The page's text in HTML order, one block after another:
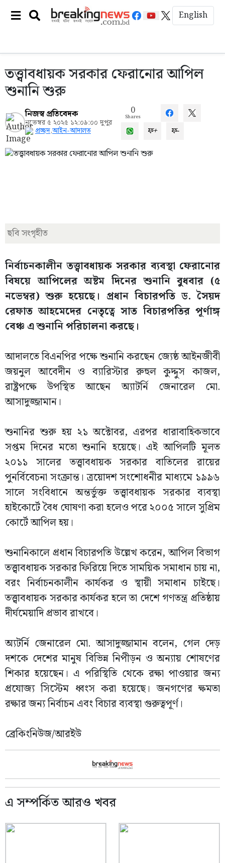
English
তত্ত্বাবধায়ক সরকার ফেরানোর আপিল
শুনানি শুরু
নিজস্ব প্রতিবেদক
নভেম্বর ৫ ২০২৫ ১২:০৯:০০ দুপুর
প্রচ্ছদ,আইন-আদালত
0
Shares
ফ+ ফ-
ছবি সংগৃহীত
নির্বাচনকালীন তত্ত্বাবধায়ক সরকার ব্যবস্থা ফেরানোর
বিষয়ে আপিলের অষ্টম দিনের শুনানি বুধবার (৫
নভেম্বর) শুরু হয়েছে। প্রধান বিচারপতি ড. সৈয়দ
রেফাত আহমেদের নেতৃত্বে সাত বিচারপতির পূর্ণাঙ্গ
বেঞ্চ এ শুনানি পরিচালনা করছে।
আদালতে বিএনপির পক্ষে শুনানি করছেন জ্যেষ্ঠ আইনজীবী
জয়নুল আবেদীন ও ব্যারিস্টার রুহুল কুদ্দুস কাজল,
রাষ্ট্রপক্ষে উপস্থিত আছেন অ্যাটর্নি জেনারেল মো.
আসাদুজ্জামান।
শুনানির শুরু হয় ২১ অক্টোবর, এরপর ধারাবাহিকভাবে
সপ্তম দিনের মতো শুনানি হয়েছে। এই আপিলটি মূলত
২০১১ সালের তত্ত্বাবধায়ক সরকার বাতিলের রায়ের
পুনর্বিবেচনা সংক্রান্ত। ত্রয়োদশ সংশোধনীর মাধ্যমে ১৯৯৬
সালে সংবিধানে অন্তর্ভুক্ত তত্ত্বাবধায়ক সরকার ব্যবস্থা
হাইকোর্টে বৈধ ঘোষণা করা হলেও পরে ২০০৫ সালে সুপ্রিম
কোর্টে আপিল হয়।
শুনানিকালে প্রধান বিচারপতি উল্লেখ করেন, আপিল বিভাগ
তত্ত্বাবধায়ক সরকার ফিরিয়ে দিতে সাময়িক সমাধান চায় না,
বরং নির্বাচনকালীন কার্যকর ও স্থায়ী সমাধান চাইছে।
তত্ত্বাবধায়ক সরকার কার্যকর হলে তা দেশে গণতন্ত্র প্রতিষ্ঠায়
দীর্ঘমেয়াদি প্রভাব রাখবে।
অ্যটর্নি জেনারেল মো. আসাদুজ্জামান বলেন, গেল দেড়
দশকে দেশের মানুষ বিভিন্ন নিপীড়ন ও অন্যায় শোষণের
শিকার হয়েছেন। এ পরিস্থিতি থেকে রক্ষা পাওয়ার জন্য
প্রযোজ্য সিস্টেম ধ্বংস করা হয়েছে। জনগণের ক্ষমতা
রক্ষার জন্য নির্বাচন এবং বিচার ব্যবস্থা গুরুত্বপূর্ণ।
ব্রেকিংনিউজ/আরইউ
এ সম্পর্কিত আরও খবর